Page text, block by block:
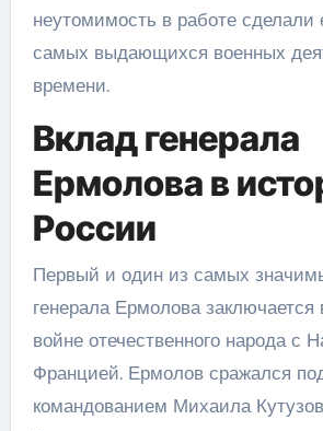
неутомимость в работе сделали
самых выдающихся военных
времени.
Вклад генерала
Ермолова в
России
Первый и один из самых
генерала Ермолова заключается
войне отечественного народа с
Францией. Ермолов сражался
командованием Михаила